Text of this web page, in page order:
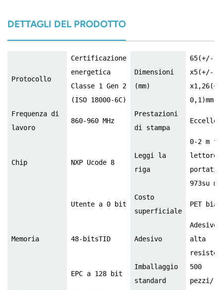
DETTAGLI DEL PRODOTTO
Protocollo
Certificazione
energetica
Classe 1 Gen 2
(ISO 18000-6C)
Dimensioni
(mm)
65(+/-
x5(+/-
0,1)mm
Frequenza di
lavoro
860-960 MHz
Prestazioni
di stampa
Chip NXP Ucode 8
Leggi la
riga
0-2 m
lettore
973su
Memoria
Utente a 0 bit
Costo
superficiale
PET
48-bitsTID Adesivo
Adesivo
alta
EPC a 128 bit
Imballaggio
standard
500
pezzi/